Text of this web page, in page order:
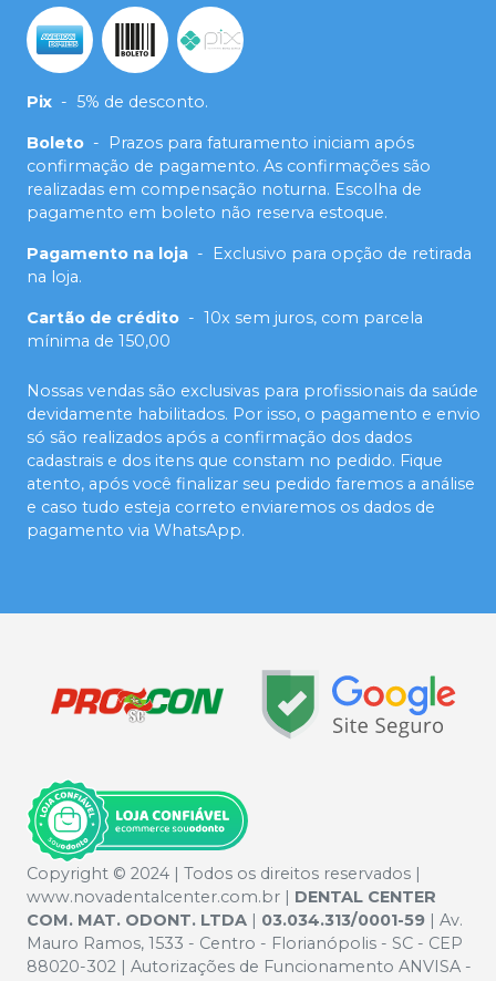
Pix - 5% de desconto.
Boleto -
Prazos para faturamento iniciam após
confirmação de pagamento. As confirmações são
realizadas em compensação noturna. Escolha de
pagamento em boleto não reserva estoque.
Pagamento na loja -
Exclusivo para opção de retirada
na loja.
Cartão de crédito - 10x sem juros, com parcela
mínima de 150,00
Nossas vendas são exclusivas para profissionais da saúde
devidamente habilitados. Por isso, o pagamento e envio
só são realizados após a confirmação dos dados
cadastrais e dos itens que constam no pedido. Fique
atento, após você finalizar seu pedido faremos a análise
e caso tudo esteja correto enviaremos os dados de
pagamento via WhatsApp.
Copyright © 2024 | Todos os direitos reservados |
www.novadentalcenter.com.br | DENTAL CENTER
COM. MAT. ODONT. LTDA | 03.034.313/0001-59 | Av.
Mauro Ramos, 1533 - Centro - Florianópolis - SC - CEP
88020-302 | Autorizações de Funcionamento ANVISA -